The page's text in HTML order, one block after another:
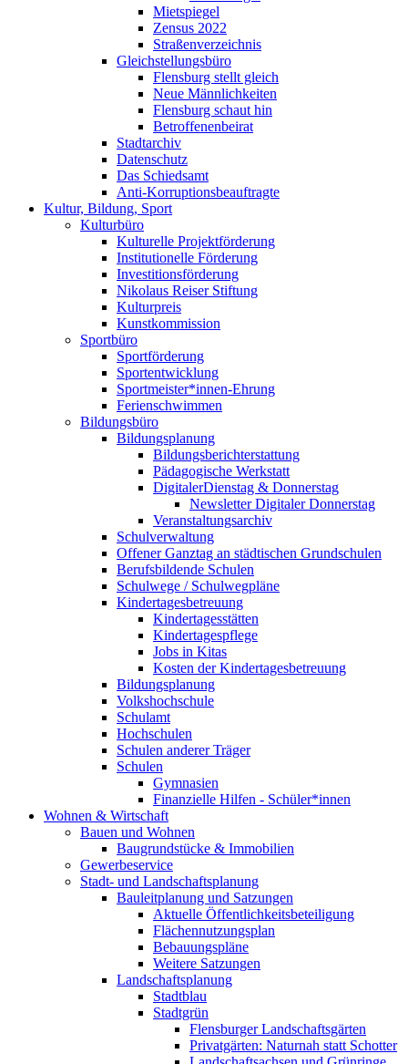
Mietspiegel
Zensus 2022
Straßenverzeichnis
Gleichstellungsbüro
Flensburg stellt gleich
Neue Männlichkeiten
Flensburg schaut hin
Betroffenenbeirat
Stadtarchiv
Datenschutz
Das Schiedsamt
Anti-Korruptionsbeauftragte
Kultur, Bildung, Sport
Kulturbüro
Kulturelle Projektförderung
Institutionelle Förderung
Investitionsförderung
Nikolaus Reiser Stiftung
Kulturpreis
Kunstkommission
Sportbüro
Sportförderung
Sportentwicklung
Sportmeister*innen-Ehrung
Ferienschwimmen
Bildungsbüro
Bildungsplanung
Bildungsberichterstattung
Pädagogische Werkstatt
DigitalerDienstag & Donnerstag
Newsletter Digitaler Donnerstag
Veranstaltungsarchiv
Schulverwaltung
Offener Ganztag an städtischen Grundschulen
Berufsbildende Schulen
Schulwege / Schulwegpläne
Kindertagesbetreuung
Kindertagesstätten
Kindertagespflege
Jobs in Kitas
Kosten der Kindertagesbetreuung
Bildungsplanung
Volkshochschule
Schulamt
Hochschulen
Schulen anderer Träger
Schulen
Gymnasien
Finanzielle Hilfen - Schüler*innen
Wohnen & Wirtschaft
Bauen und Wohnen
Baugrundstücke & Immobilien
Gewerbeservice
Stadt- und Landschaftsplanung
Bauleitplanung und Satzungen
Aktuelle Öffentlichkeitsbeteiligung
Flächennutzungsplan
Bebauungspläne
Weitere Satzungen
Landschaftsplanung
Stadtblau
Stadtgrün
Flensburger Landschaftsgärten
Privatgärten: Naturnah statt Schotter